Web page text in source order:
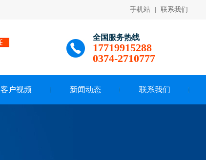
手机站 联系我们
全国服务热线
17719915288
0374-2710777
客户视频 新闻动态 联系我们